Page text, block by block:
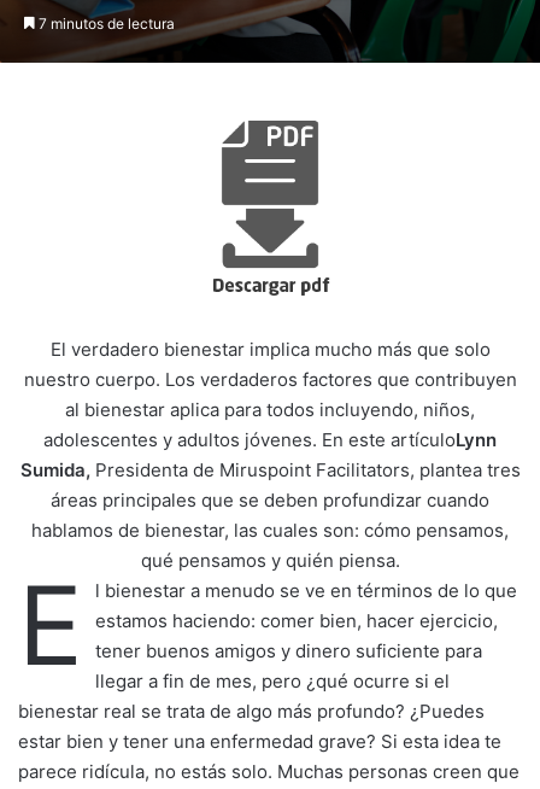
7 minutos de lectura
El verdadero bienestar implica mucho más que solo
nuestro cuerpo. Los verdaderos factores que contribuyen
al bienestar aplica para todos incluyendo, niños,
adolescentes y adultos jóvenes. En este artículoLynn
Sumida, Presidenta de Miruspoint Facilitators, plantea tres
áreas principales que se deben profundizar cuando
hablamos de bienestar, las cuales son: cómo pensamos,
qué pensamos y quién piensa.
E
l bienestar a menudo se ve en términos de lo que
estamos haciendo: comer bien, hacer ejercicio,
tener buenos amigos y dinero suficiente para
llegar a fin de mes, pero ¿qué ocurre si el
bienestar real se trata de algo más profundo? ¿Puedes
estar bien y tener una enfermedad grave? Si esta idea te
parece ridícula, no estás solo. Muchas personas creen que